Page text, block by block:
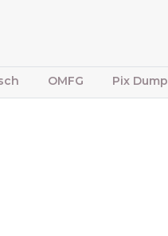
OMFG Pix Dump